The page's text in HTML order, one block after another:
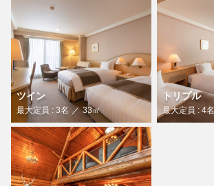
ツイン
最大定員 : 3名 33㎡
トリプル
最大定員 : 4名